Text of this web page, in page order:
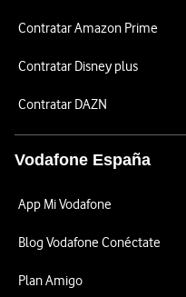
Contratar Amazon Prime
Contratar Disney plus
Contratar DAZN
Vodafone España
App Mi Vodafone
Blog Vodafone Conéctate
Plan Amigo